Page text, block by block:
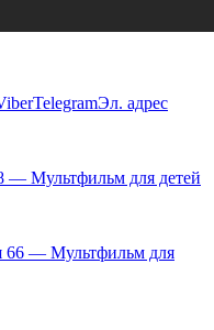
TelegramЭл. адрес
Мультфильм для детей
66 — Мультфильм для